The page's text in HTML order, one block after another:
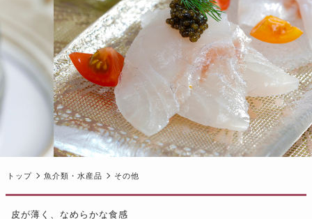
トップ 魚介類・水産品 その他
皮が薄く、なめらかな食感